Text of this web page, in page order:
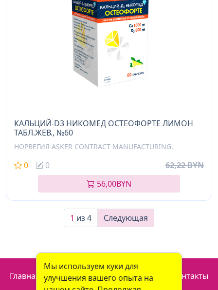
КАЛЬЦИЙ-D3 НИКОМЕД ОСТЕОФОРТЕ ЛИМОН
ТАБЛ.ЖЕВ., №60
НОРВЕГИЯ ASKER CONTRACT MANUFACTURING,
0 0
62,22 BYN
56,00BYN
1 из 4 Следующая
Главная Отзывы Наши аптеки
Контакты
Мы используем куки для
улучшения вашего опыта на